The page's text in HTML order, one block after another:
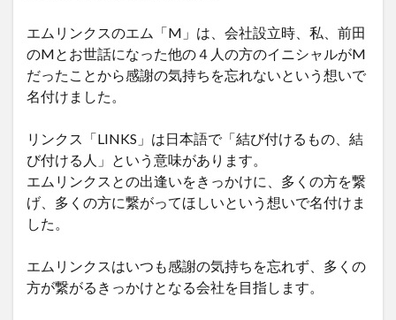
エムリンクスのエム「M」は、会社設立時、私、前田
のMとお世話になった他の４人の方のイニシャルがM
だったことから感謝の気持ちを忘れないという想いで
名付けました。
リンクス「LINKS」は日本語で「結び付けるもの、結
び付ける人」という意味があります。
エムリンクスとの出逢いをきっかけに、多くの方を繋
げ、多くの方に繋がってほしいという想いで名付けま
した。
エムリンクスはいつも感謝の気持ちを忘れず、多くの
方が繋がるきっかけとなる会社を目指します。